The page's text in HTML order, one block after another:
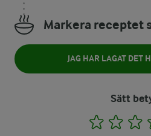
Markera receptet
JAG HAR LAGAT DET
Sätt
1 2 3